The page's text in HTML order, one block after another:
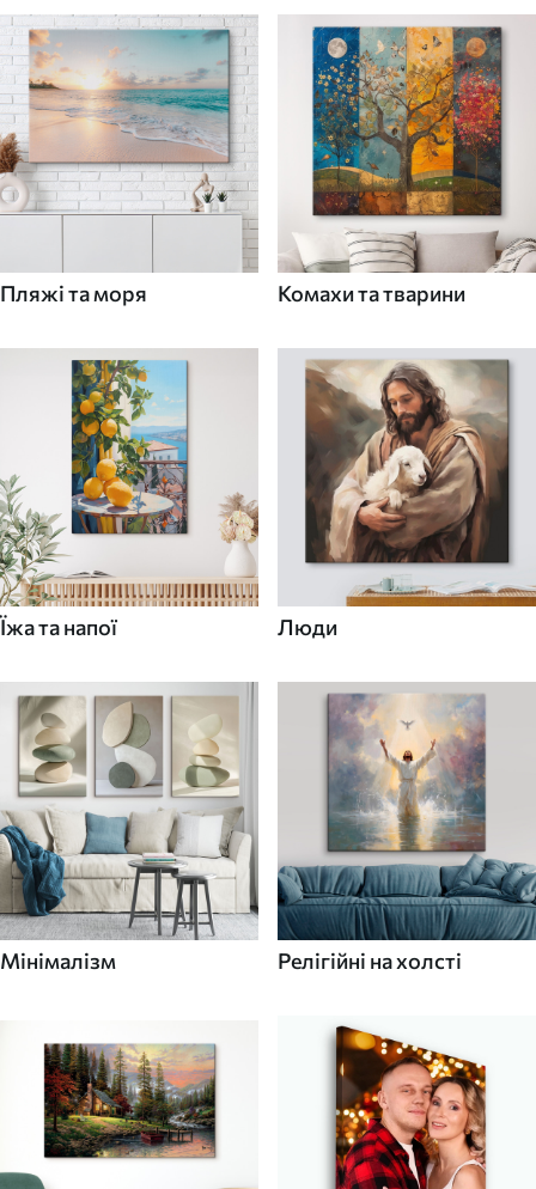
Пляжі та моря Комахи та тварини
Їжа та напої Люди
Мінімалізм Релігійні на холсті